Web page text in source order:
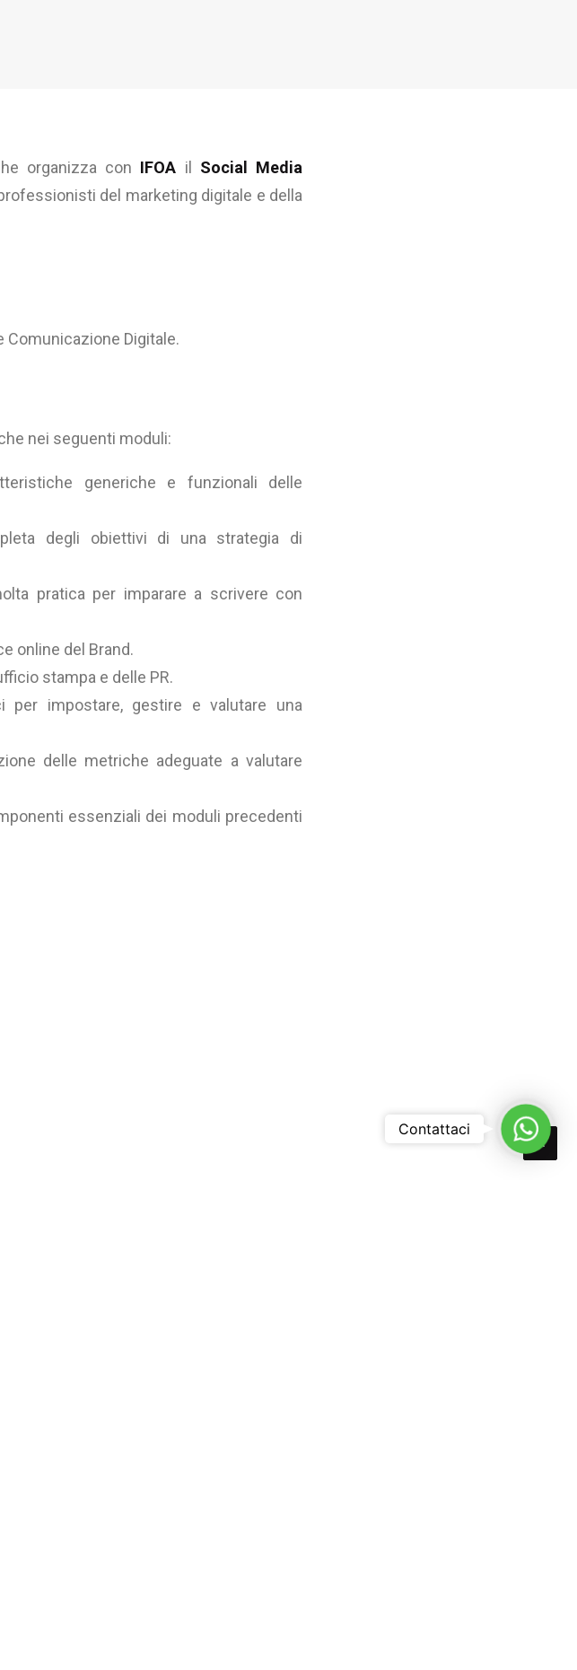
organizza con IFOA il Social Media
del marketing digitale e della
Comunicazione Digitale.
nei seguenti moduli:
generiche e funzionali delle
degli obiettivi di una strategia di
pratica per imparare a scrivere con
online del Brand.
stampa e delle PR.
impostare, gestire e valutare una
delle metriche adeguate a valutare
essenziali dei moduli precedenti
Contattaci